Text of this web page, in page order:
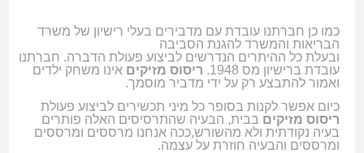
כמו כן חברתנו עובדת עם מדבירים בעלי רישיון של משרד
הבריאות והמשרד להגנת הסביבה
ובעלת כל ההיתרים הנדרשים לביצוע פעולת הדברה. חברתנו
עובדת ברישיון מס 1948.
ריסוס מזיקים אינו משחק ילדים
ואמור להתבצע רק על ידי מדביר מוסמך.
כיום אפשר לקנות בסופר כל מיני תכשירים לביצוע פעולת
ריסוס מזיקים בבית, הבעיה שהתרסיסים האלה פותרים
בעיה נקודתית ולא מהשורש,ככה אנחנו מרססים ומרססים
ומרססים והבעיה חוזרת על עצמה.